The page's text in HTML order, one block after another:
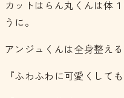
カットはらん丸くんは体
うに。
アンジュくんは全身整え
『ふわふわに可愛くして